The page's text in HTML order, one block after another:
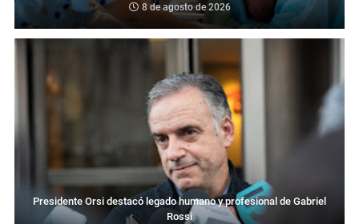
8 de agosto de 2026
Presidente Orsi destacó legado humano y profesional de Gabriel
Rossi